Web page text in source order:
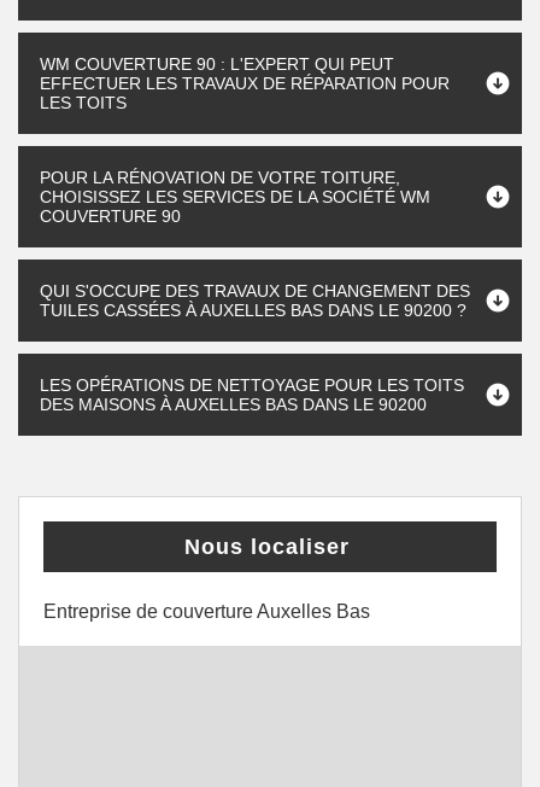
WM COUVERTURE 90 : L'EXPERT QUI PEUT
EFFECTUER LES TRAVAUX DE RÉPARATION POUR
LES TOITS
POUR LA RÉNOVATION DE VOTRE TOITURE,
CHOISISSEZ LES SERVICES DE LA SOCIÉTÉ WM
COUVERTURE 90
QUI S'OCCUPE DES TRAVAUX DE CHANGEMENT DES
TUILES CASSÉES À AUXELLES BAS DANS LE 90200 ?
LES OPÉRATIONS DE NETTOYAGE POUR LES TOITS
DES MAISONS À AUXELLES BAS DANS LE 90200
Nous localiser
Entreprise de couverture Auxelles Bas